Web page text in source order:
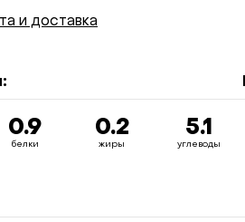
и доставка
0.9
белки
0.2
жиры
5.1
углеводы